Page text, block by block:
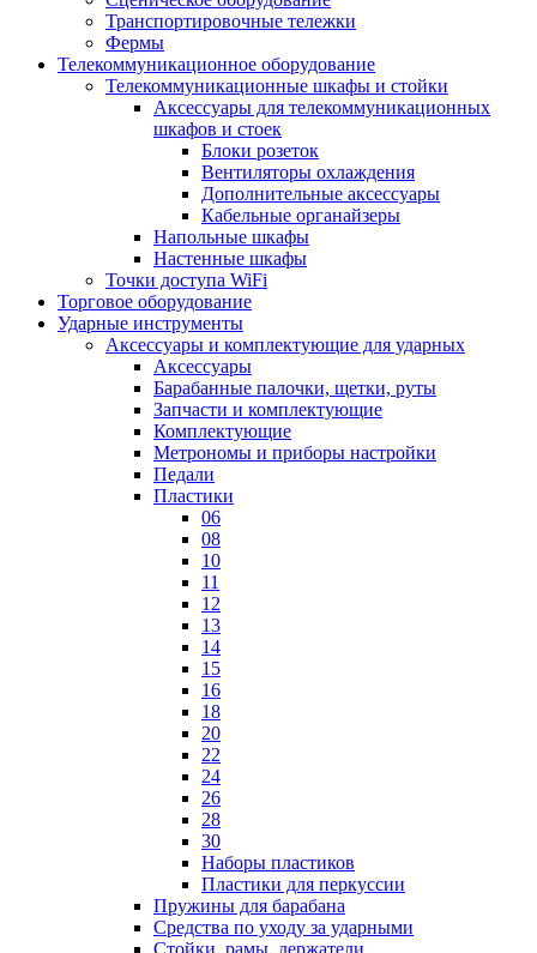
Транспортировочные тележки
Фермы
Телекоммуникационное оборудование
Телекоммуникационные шкафы и стойки
Аксессуары для телекоммуникационных
шкафов и стоек
Блоки розеток
Вентиляторы охлаждения
Дополнительные аксессуары
Кабельные органайзеры
Напольные шкафы
Настенные шкафы
Точки доступа WiFi
Торговое оборудование
Ударные инструменты
Аксессуары и комплектующие для ударных
Аксессуары
Барабанные палочки, щетки, руты
Запчасти и комплектующие
Комплектующие
Метрономы и приборы настройки
Педали
Пластики
06
08
10
11
12
13
14
15
16
18
20
22
24
26
28
30
Наборы пластиков
Пластики для перкуссии
Пружины для барабана
Средства по уходу за ударными
Стойки, рамы, держатели